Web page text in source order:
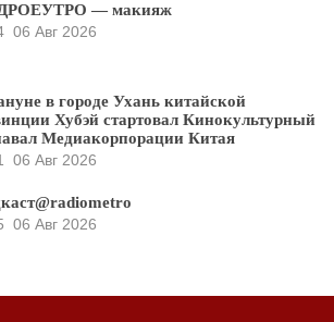
— макияж
06 Авг 2026
в городе Ухань китайской
Хубэй стартовал Кинокультурный
Медиакорпорации Китая
06 Авг 2026
06 Авг 2026